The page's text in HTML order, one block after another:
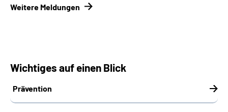
Weitere Meldungen
Wichtiges auf einen Blick
Prävention